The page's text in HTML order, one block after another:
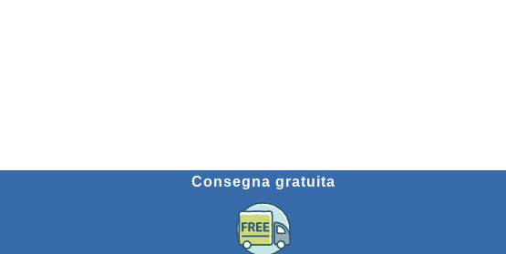
Consegna gratuita